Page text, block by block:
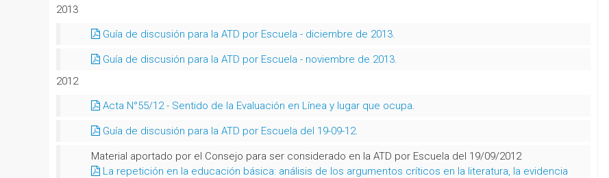
2013
Guía de discusión para la ATD por Escuela - diciembre de 2013.
Guía de discusión para la ATD por Escuela - noviembre de 2013.
2012
Acta N°55/12 - Sentido de la Evaluación en Línea y lugar que ocupa.
Guía de discusión para la ATD por Escuela del 19-09-12.
Material aportado por el Consejo para ser considerado en la ATD por Escuela del 19/09/2012
La repetición en la educación básica: análisis de los argumentos críticos en la literatura, la evidencia